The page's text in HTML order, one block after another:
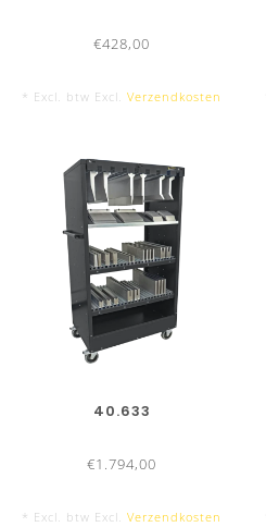
€428,00
* Excl. btw Excl. Verzendkosten
40.633
€1.794,00
* Excl. btw Excl. Verzendkosten